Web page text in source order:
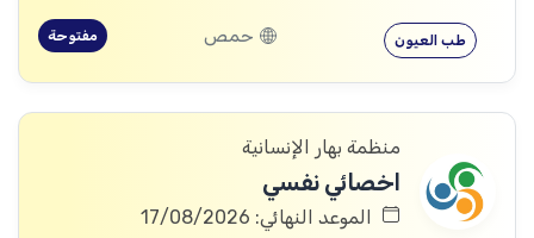
طب العيون حمص مفتوحة
منظمة بهار الإنسانية
اخصائي نفسي
الموعد النهائي: 17/08/2026